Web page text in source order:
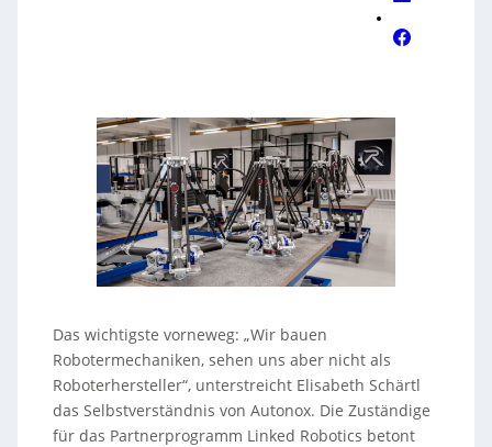
Das wichtigste vorneweg: „Wir bauen
Robotermechaniken, sehen uns aber nicht als
Roboterhersteller“, unterstreicht Elisabeth Schärtl
das Selbstverständnis von Autonox. Die Zuständige
für das Partnerprogramm Linked Robotics betont